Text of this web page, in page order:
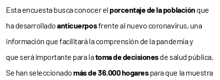
Esta encuesta busca conocer elporcentaje de la población que
ha desarrolladoanticuerposfrente al nuevo coronavirus, una
información que facilitará la comprensión de la pandemia y
que será importante para latoma de decisionesde salud pública.
Se han seleccionadomás de 36.000 hogarespara que la muestra